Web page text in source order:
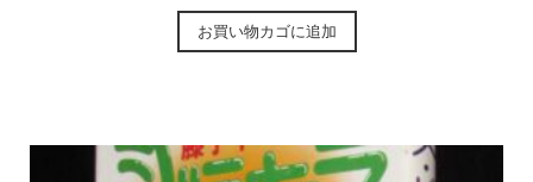
お買い物カゴに追加